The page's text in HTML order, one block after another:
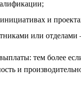
и
или
тем более
и